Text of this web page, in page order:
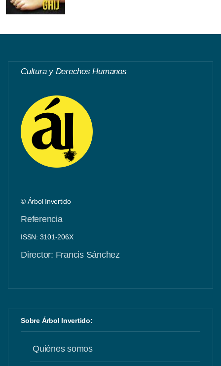
Cultura y Derechos Humanos
© Árbol Invertido
Referencia
ISSN: 3101-206X
Director: Francis Sánchez
Sobre Árbol Invertido:
Quiénes somos